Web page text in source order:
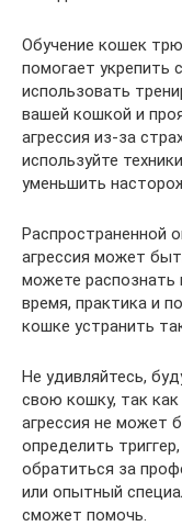
Обучение кошек
помогает укрепить
использовать
вашей кошкой и
агрессия из-за
используйте
уменьшить
Распространенной
агрессия может
можете распознать
время, практика и
кошке устранить
Не удивляйтесь,
свою кошку, так
агрессия не может
определить
обратиться за
или опытный
сможет помочь.